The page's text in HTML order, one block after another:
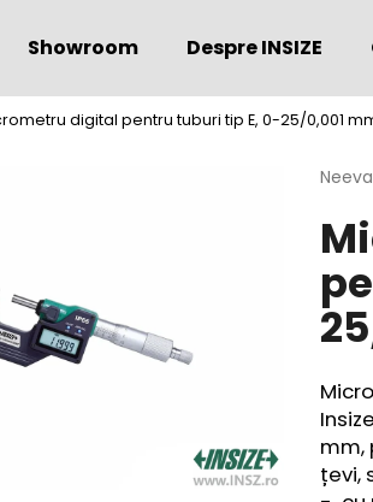
Showroom Despre INSIZE
digital pentru tuburi tip E, 0-25/0,001 mm
a
0,0
din
5
mm,
țevi,